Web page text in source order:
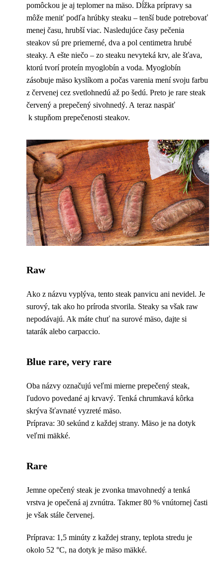
pomôckou je aj teplomer na mäso. Dĺžka prípravy sa
môže meniť podľa hrúbky steaku – tenší bude potrebovať
menej času, hrubší viac. Nasledujúce časy pečenia
steakov sú pre priemerné, dva a pol centimetra hrubé
steaky. A ešte niečo – zo steaku nevyteká krv, ale šťava,
ktorú tvorí proteín myoglobín a voda. Myoglobín
zásobuje mäso kyslíkom a počas varenia mení svoju farbu
z červenej cez svetlohnedú až po šedú. Preto je rare steak
červený a prepečený sivohnedý. A teraz naspäť
k stupňom prepečenosti steakov.
Raw
Ako z názvu vyplýva, tento steak panvicu ani nevidel. Je
surový, tak ako ho príroda stvorila. Steaky sa však raw
nepodávajú. Ak máte chuť na surové mäso, dajte si
tatarák alebo carpaccio.
Blue rare, very rare
Oba názvy označujú veľmi mierne prepečený steak,
ľudovo povedané aj krvavý. Tenká chrumkavá kôrka
skrýva šťavnaté vyzreté mäso.
Príprava: 30 sekúnd z každej strany. Mäso je na dotyk
veľmi mäkké.
Rare
Jemne opečený steak je zvonka tmavohnedý a tenká
vrstva je opečená aj zvnútra. Takmer 80 % vnútornej časti
je však stále červenej.
Príprava: 1,5 minúty z každej strany, teplota stredu je
okolo 52 °C, na dotyk je mäso mäkké.